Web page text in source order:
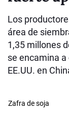
Los
área de
1,35 millones
se encamina
EE.UU. en
Zafra de soja